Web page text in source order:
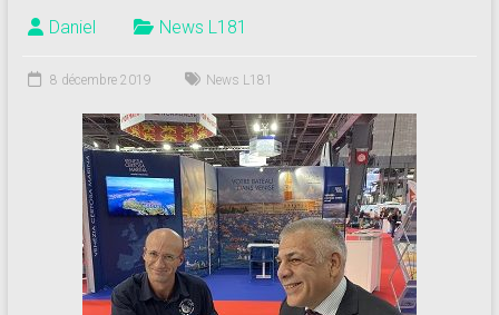
Daniel News L181
8 décembre 2019 News L181